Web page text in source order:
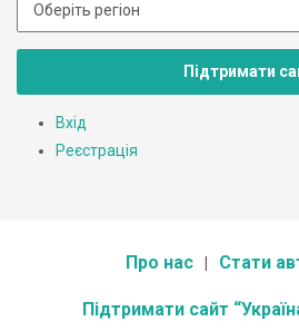
Підтримати
Вхід
Реєстрація
Про нас Стати
Підтримати сайт